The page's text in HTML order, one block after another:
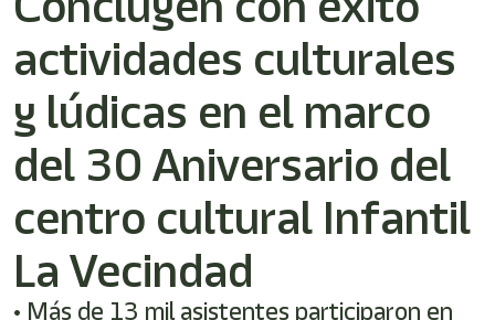
Este
directo
lector
de
pantalla
ayudarle
navegar
interactuar
actividades culturales
y lúdicas en el marco
del 30 Aniversario del
centro cultural Infantil
La Vecindad
• Más de 13 mil asistentes participaron en